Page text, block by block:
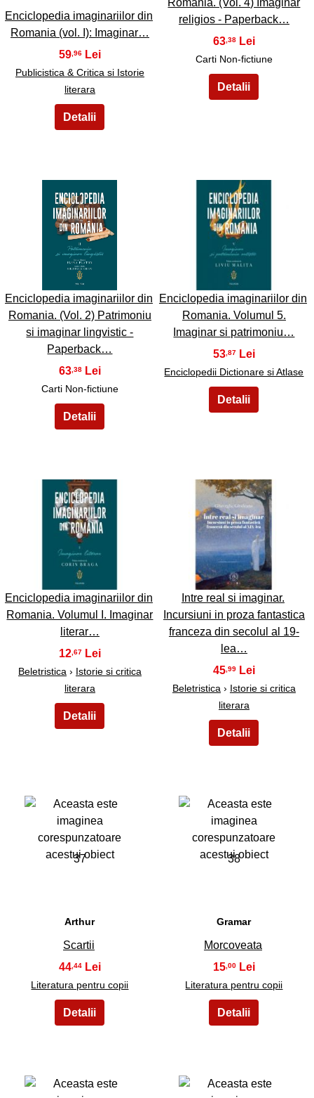
Enciclopedia imaginariilor din
Romania (vol. I): Imaginar…
59,96
Publicistica & Critica si Istorie
literara
religios - Paperback…
63 ,38
Carti Non-fictiune
33
Enciclopedia imaginariilor din
Romania. (Vol. 2) Patrimoniu
si imaginar lingvistic -
Paperback…
63 ,38
Carti Non-fictiune
34
Enciclopedia imaginariilor din
Romania. Volumul 5.
Imaginar si patrimoniu…
53 ,87
Enciclopedii Dictionare si Atlase
35
Enciclopedia imaginariilor din
Romania. Volumul I. Imaginar
literar…
12 ,67
Beletristica› Istorie si critica
literara
36
Intre real si imaginar.
Incursiuni in proza fantastica
franceza din secolul al 19-
lea…
45,99
Beletristica› Istorie si critica
literara
37
Arthur
Scartii
44 ,44
Literatura pentru copii
38
Gramar
Morcoveata
15,00
Literatura pentru copii